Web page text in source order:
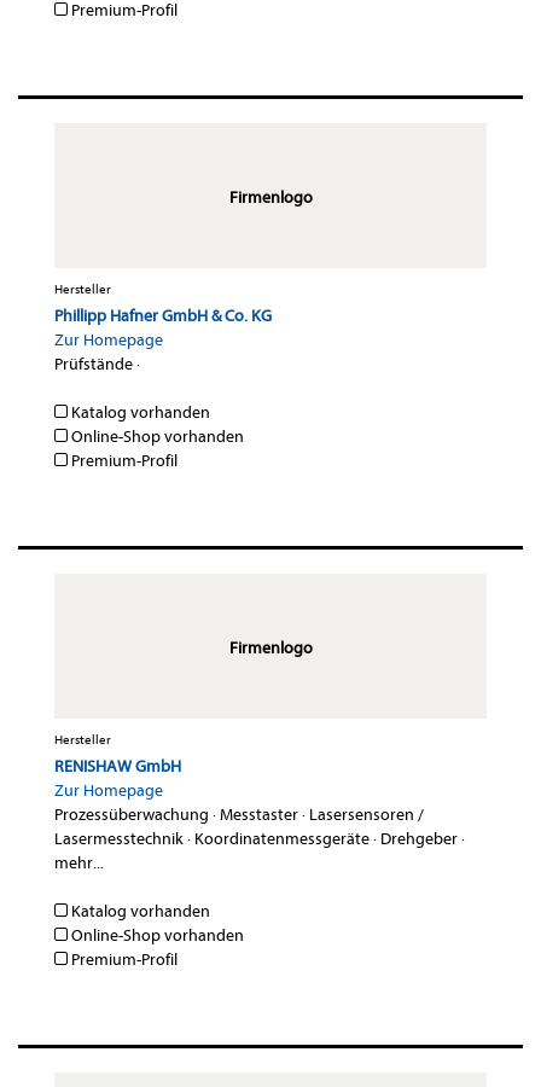
Premium-Profil
Firmenlogo
Hersteller
Phillipp Hafner GmbH & Co. KG
Zur Homepage
Prüfstände·
Katalog vorhanden
Online-Shop vorhanden
Premium-Profil
Firmenlogo
Hersteller
RENISHAW GmbH
Zur Homepage
Prozessüberwachung ·Messtaster· Lasersensoren /
Lasermesstechnik· Koordinatenmessgeräte· Drehgeber·
mehr...
Katalog vorhanden
Online-Shop vorhanden
Premium-Profil